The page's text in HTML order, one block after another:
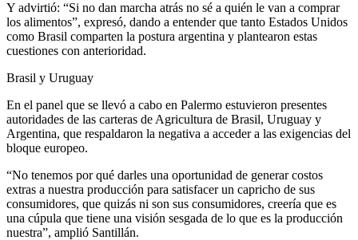
Y advirtió: “Si no dan marcha atrás no sé a quién le van a comprar
los alimentos”, expresó, dando a entender que tanto Estados Unidos
como Brasil comparten la postura argentina y plantearon estas
cuestiones con anterioridad.
Brasil y Uruguay
En el panel que se llevó a cabo en Palermo estuvieron presentes
autoridades de las carteras de Agricultura de Brasil, Uruguay y
Argentina, que respaldaron la negativa a acceder a las exigencias del
bloque europeo.
“No tenemos por qué darles una oportunidad de generar costos
extras a nuestra producción para satisfacer un capricho de sus
consumidores, que quizás ni son sus consumidores, creería que es
una cúpula que tiene una visión sesgada de lo que es la producción
nuestra”, amplió Santillán.